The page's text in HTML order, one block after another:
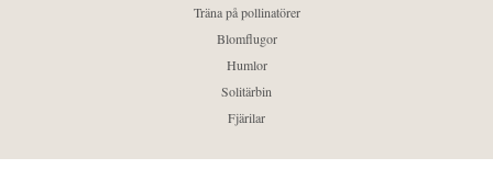
Träna på pollinatörer
Blomflugor
Humlor
Solitärbin
Fjärilar